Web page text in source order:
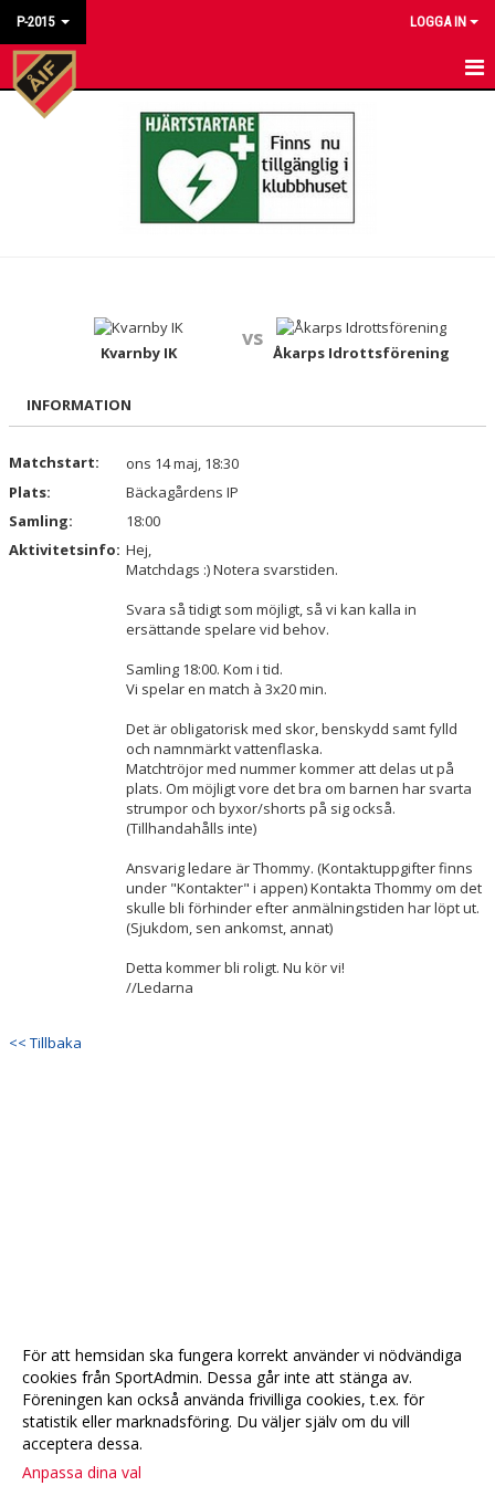
P-2015 LOGGA IN
HEM
DOKUMENT
Kvarnby IK
vs
Åkarps Idrottsförening
INFORMATION
Matchstart:
ons 14 maj, 18:30
Plats:
Bäckagårdens IP
Samling:
18:00
Aktivitetsinfo: Hej,
Matchdags :) Notera svarstiden.
Svara så tidigt som möjligt, så vi kan kalla in
ersättande spelare vid behov.
Samling 18:00. Kom i tid.
Vi spelar en match à 3x20 min.
Det är obligatorisk med skor, benskydd samt fylld
och namnmärkt vattenflaska.
Matchtröjor med nummer kommer att delas ut på
plats. Om möjligt vore det bra om barnen har svarta
strumpor och byxor/shorts på sig också.
(Tillhandahålls inte)
Ansvarig ledare är Thommy. (Kontaktuppgifter finns
under "Kontakter" i appen) Kontakta Thommy om det
skulle bli förhinder efter anmälningstiden har löpt ut.
(Sjukdom, sen ankomst, annat)
Detta kommer bli roligt. Nu kör vi!
//Ledarna
<< Tillbaka
För att hemsidan ska fungera korrekt använder vi nödvändiga
cookies från SportAdmin. Dessa går inte att stänga av.
Föreningen kan också använda frivilliga cookies, t.ex. för
statistik eller marknadsföring. Du väljer själv om du vill
acceptera dessa.
Anpassa dina val